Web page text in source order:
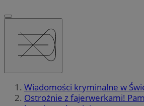
Wiadomości kryminalne w
Ostrożnie z fajerwerkami!